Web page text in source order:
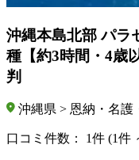
沖縄本島北部 パラ
種【約3時間・4歳
判
沖縄県 > 恩納・名護
口コミ件数： 1件 (1件